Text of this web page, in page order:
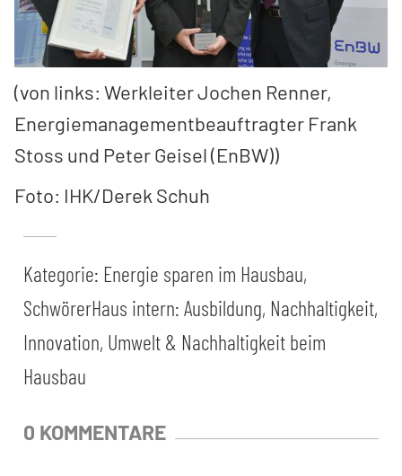
(von links: Werkleiter Jochen Renner,
Energiemanagementbeauftragter Frank
Stoss und Peter Geisel (EnBW))
Foto: IHK/Derek Schuh
Kategorie: Energie sparen im Hausbau,
SchwörerHaus intern: Ausbildung, Nachhaltigkeit,
Innovation, Umwelt & Nachhaltigkeit beim
Hausbau
0 KOMMENTARE